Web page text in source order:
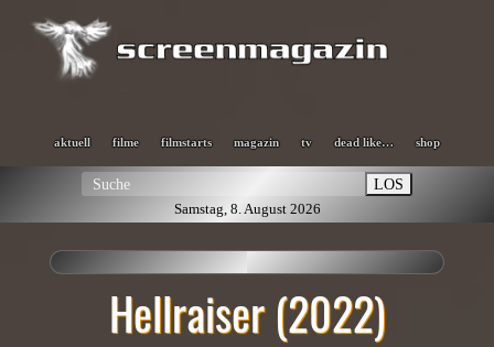
aktuell filme filmstarts magazin tv dead like… shop
LOS
Samstag, 8. August 2026
Hellraiser (2022)